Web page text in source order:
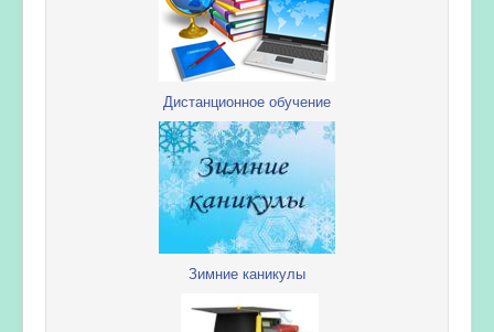
Дистанционное обучение
Зимние каникулы